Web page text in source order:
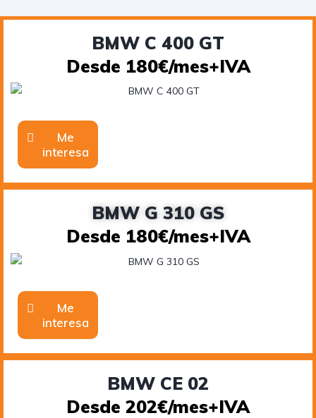
BMW C 400 GT
Desde 180€/mes+IVA
Me
interesa
BMW G 310 GS
Desde 180€/mes+IVA
Me
interesa
BMW CE 02
Desde 202€/mes+IVA